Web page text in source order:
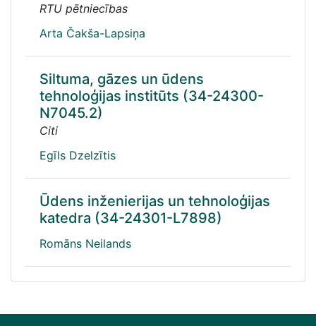
RTU pētniecības
Arta Čakša-Lapsiņa
Siltuma, gāzes un ūdens
tehnoloģijas institūts (34-24300-
N7045.2)
Citi
Egīls Dzelzītis
Ūdens inženierijas un tehnoloģijas
katedra (34-24301-L7898)
Romāns Neilands